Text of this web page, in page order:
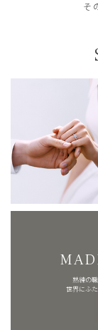
そ
熟練の
世界にふ